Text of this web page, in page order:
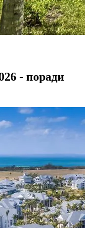
- поради